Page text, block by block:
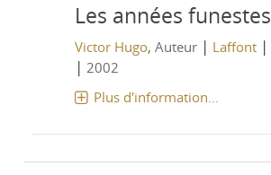
Les années funestes
Victor Hugo, Auteur | Laffont|
| 2002
Plus d'information...